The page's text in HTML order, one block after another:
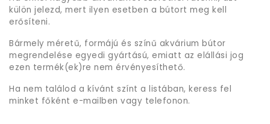
külön jelezd, mert ilyen esetben a bútort meg kell
erősíteni.
Bármely méretű, formájú és színű akvárium bútor
megrendelése egyedi gyártású, emiatt az elállási jog
ezen termék(ek)re nem érvényesíthető.
Ha nem találod a kívánt színt a listában, keress fel
minket főként e-mailben vagy telefonon.